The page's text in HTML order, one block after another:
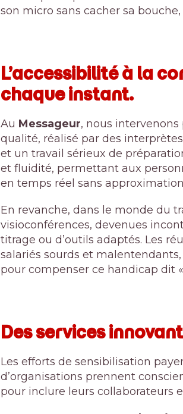
son micro sans cacher sa
L’accessibilité à la
chaque instant.
Au Messageur, nous
qualité, réalisé par des
et un travail sérieux de
et fluidité, permettant aux
en temps réel sans
En revanche, dans le monde du
visioconférences, devenues
titrage ou d’outils adaptés. Les
salariés sourds et
pour compenser ce handicap dit «
Des services
Les efforts de sensibilisation
d’organisations prennent
pour inclure leurs collaborateurs